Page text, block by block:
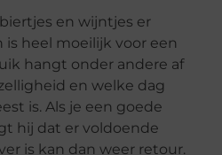
en wijntjes er
heel moeilijk voor een
hangt onder andere af
en welke dag
is. Als je een goede
hij dat er voldoende
is kan dan weer retour.